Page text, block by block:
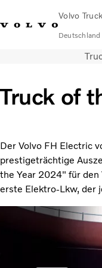
Volvo
Deutschland
Lkw
Händler & Werkstätten
News
Über uns
Karriere
Technisches
Truck of
Der Volvo FH Electric
prestigeträchtige
the Year 2024" für
erste Elektro-Lkw, der